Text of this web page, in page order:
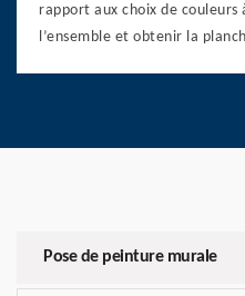
rapport aux choix de couleurs
l’ensemble et obtenir la
Pose de peinture murale